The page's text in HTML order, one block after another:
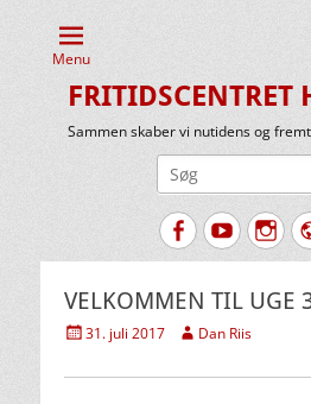
Menu
FRITIDSCENTRET
Sammen skaber vi nutidens og
Facebook
VELKOMMEN TIL UGE
Udgivet
31. juli 2017 Forfatter
Dan Riis